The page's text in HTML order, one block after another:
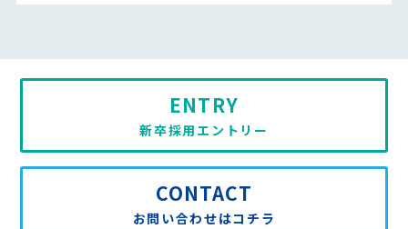
CONTACT
お問い合わせはコチラ
ENTRY
新卒採用エントリー